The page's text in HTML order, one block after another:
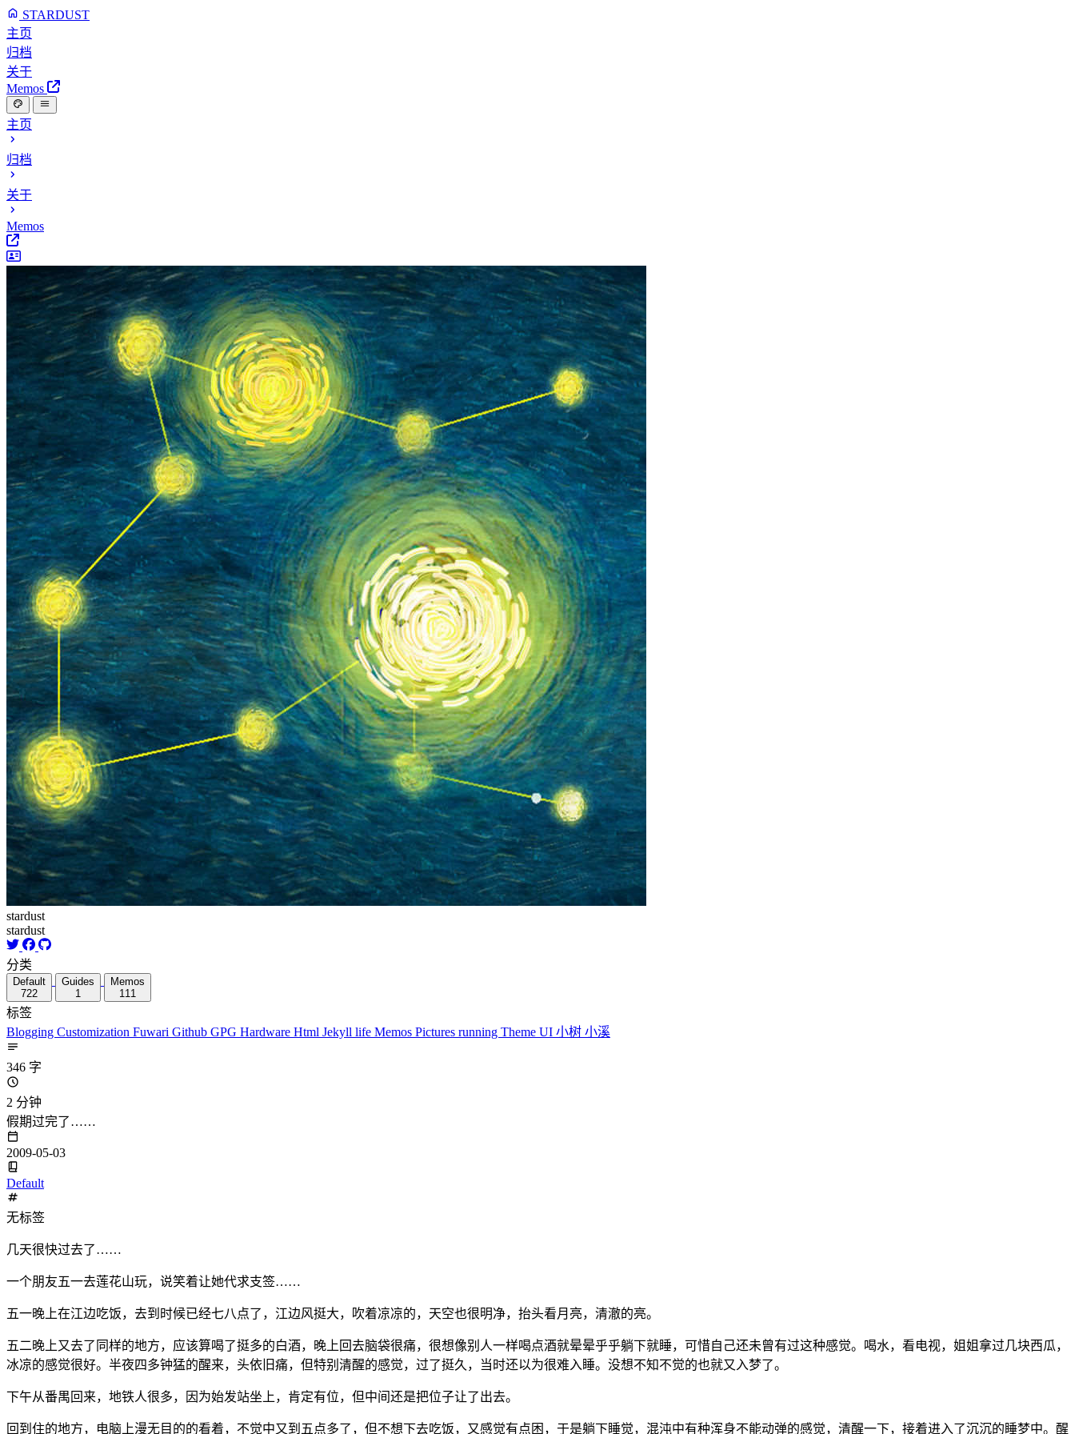
STARDUST
主页
归档
关于
Memos
主页
归档
关于
Memos
stardust
stardust
分类
Default
722
Guides
1
Memos
111
标签
Blogging Customization Fuwari Github GPG Hardware Html Jekyll life Memos Pictures running Theme UI 小树 小溪
346 字
2 分钟
假期过完了……
2009-05-03
Default
无标签
几天很快过去了……
一个朋友五一去莲花山玩，说笑着让她代求支签……
五一晚上在江边吃饭，去到时候已经七八点了，江边风挺大，吹着凉凉的，天空也很明净，抬头看月亮，清澈的亮。
五二晚上又去了同样的地方，应该算喝了挺多的白酒，晚上回去脑袋很痛，很想像别人一样喝点酒就晕晕乎乎躺下就睡，可惜自己还未曾有过这种感觉。喝水，看电视，姐姐拿过几块西瓜，
冰凉的感觉很好。半夜四多钟猛的醒来，头依旧痛，但特别清醒的感觉，过了挺久，当时还以为很难入睡。没想不知不觉的也就又入梦了。
下午从番禺回来，地铁人很多，因为始发站坐上，肯定有位，但中间还是把位子让了出去。
回到住的地方，电脑上漫无目的的看着，不觉中又到五点多了，但不想下去吃饭，又感觉有点困，于是躺下睡觉，混沌中有种浑身不能动弹的感觉，清醒一下，接着进入了沉沉的睡梦中。醒